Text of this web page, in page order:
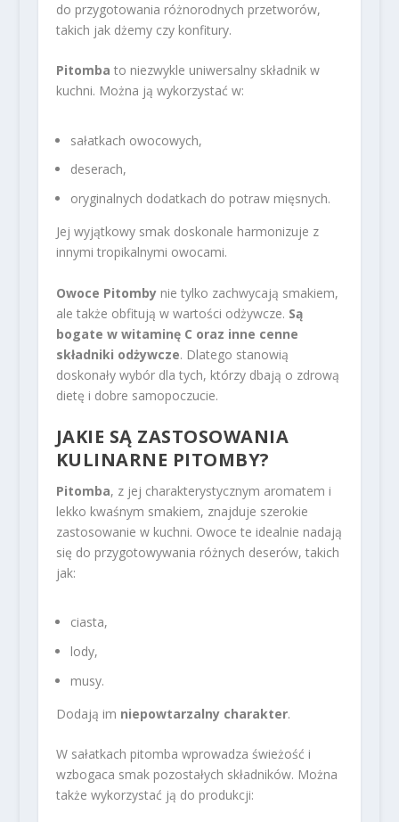
do przygotowania różnorodnych przetworów,
takich jak dżemy czy konfitury.
Pitomba to niezwykle uniwersalny składnik w
kuchni. Można ją wykorzystać w:
sałatkach owocowych,
deserach,
oryginalnych dodatkach do potraw mięsnych.
Jej wyjątkowy smak doskonale harmonizuje z
innymi tropikalnymi owocami.
Owoce Pitombynie tylko zachwycają smakiem,
ale także obfitują w wartości odżywcze. Są
bogate w witaminę C oraz inne cenne
składniki odżywcze. Dlatego stanowią
doskonały wybór dla tych, którzy dbają o zdrową
dietę i dobre samopoczucie.
JAKIE SĄ ZASTOSOWANIA
KULINARNE PITOMBY?
Pitomba, z jej charakterystycznym aromatem i
lekko kwaśnym smakiem, znajduje szerokie
zastosowanie w kuchni. Owoce te idealnie nadają
się do przygotowywania różnych deserów, takich
jak:
ciasta,
lody,
musy.
Dodają im niepowtarzalny charakter.
W sałatkach pitomba wprowadza świeżość i
wzbogaca smak pozostałych składników. Można
także wykorzystać ją do produkcji: